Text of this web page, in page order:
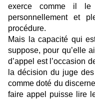
exerce comme il
personnellement et
procédure.
Mais la capacité qui
suppose, pour qu’elle
d’appel est l’occasion
la décision du juge
comme doté du
faire appel puisse lire